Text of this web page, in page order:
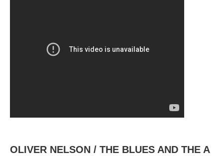
OLIVER NELSON / THE BLUES AND THE A